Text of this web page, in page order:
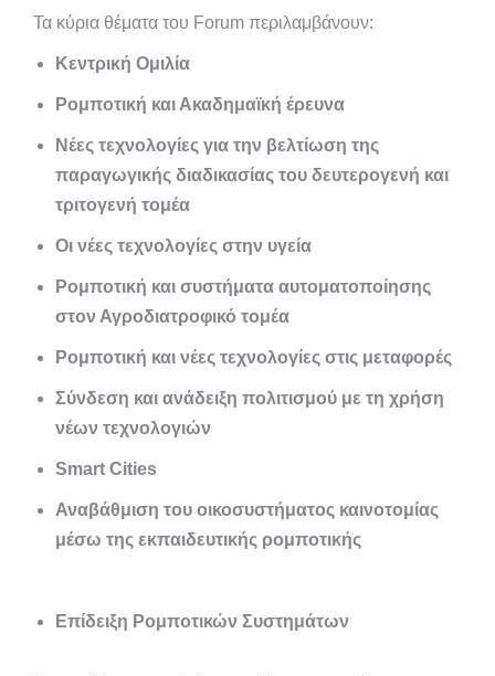
Τα κύρια θέματα του Forum περιλαμβάνουν:
Κεντρική Ομιλία
Ρομποτική και Ακαδημαϊκή έρευνα
Νέες τεχνολογίες για την βελτίωση της
παραγωγικής διαδικασίας του δευτερογενή και
τριτογενή τομέα
Οι νέες τεχνολογίες στην υγεία
Ρομποτική και συστήματα αυτοματοποίησης
στον Αγροδιατροφικό τομέα
Ρομποτική και νέες τεχνολογίες στις μεταφορές
Σύνδεση και ανάδειξη πολιτισμού με τη χρήση
νέων τεχνολογιών
Smart Cities
Αναβάθμιση του οικοσυστήματος καινοτομίας
μέσω της εκπαιδευτικής ρομποτικής
Επίδειξη Ρομποτικών Συστημάτων